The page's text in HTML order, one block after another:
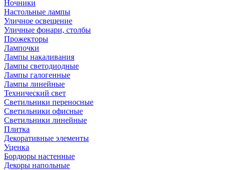
Ночники
Настольные лампы
Уличное освещение
Уличные фонари, столбы
Прожекторы
Лампочки
Лампы накаливания
Лампы светодиодные
Лампы галогенные
Лампы линейные
Технический свет
Светильники переносные
Светильники офисные
Светильники линейные
Плитка
Декоративные элементы
Уценка
Бордюры настенные
Декоры напольные